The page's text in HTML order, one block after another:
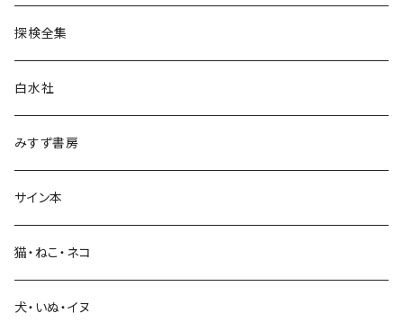
民族・風習
言語・ことば
生活・暮らし
探検全集
白水社
みすず書房
サイン本
猫・ねこ・ネコ
犬・いぬ・イヌ